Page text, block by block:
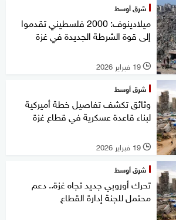
شرق أوسط
ميلادينوف: 2000 فلسطيني تقدموا
إلى قوة الشرطة الجديدة في غزة
l 19 فبراير 2026
شرق أوسط
وثائق تكشف تفاصيل خطة أميركية
لبناء قاعدة عسكرية في قطاع غزة
l 19 فبراير 2026
شرق أوسط
تحرك أوروبي جديد تجاه غزة.. دعم
محتمل للجنة إدارة القطاع